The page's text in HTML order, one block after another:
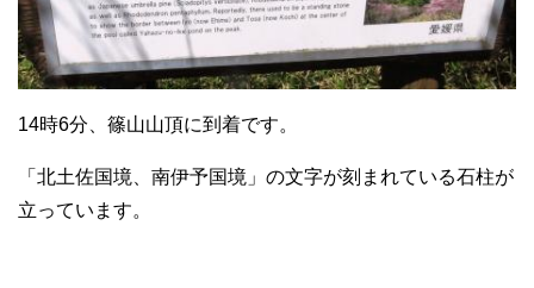
14時6分、篠山山頂に到着です。
「北土佐国境、南伊予国境」の文字が刻まれている石柱が
立っています。